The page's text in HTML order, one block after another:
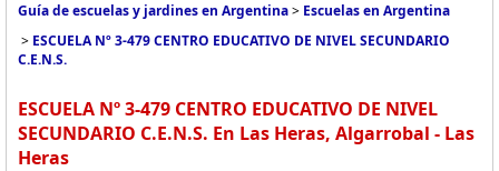
Guía de escuelas y jardines en Argentina> Escuelas en Argentina
> ESCUELA Nº 3-479 CENTRO EDUCATIVO DE NIVEL SECUNDARIO
C.E.N.S.
ESCUELA Nº 3-479 CENTRO EDUCATIVO DE NIVEL
SECUNDARIO C.E.N.S. En Las Heras, Algarrobal - Las
Heras